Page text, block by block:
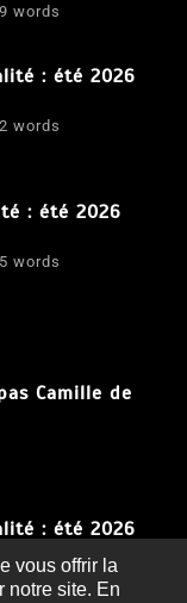
words
: été 2026
words
: été 2026
words
Camille de
: été 2026
vous offrir la
notre site. En